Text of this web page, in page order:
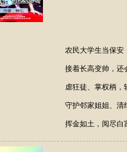
农民大学生当保安
接着长高变帅，
虐狂徒、掌权柄，
守护邻家姐姐、
挥金如土，阅尽白